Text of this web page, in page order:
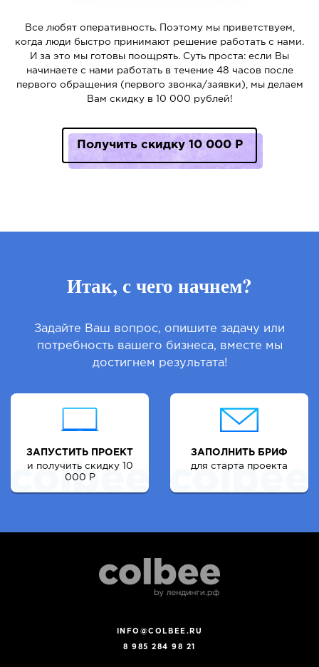
Все любят оперативность. Поэтому мы приветствуем,
когда люди быстро принимают решение работать с нами.
И за это мы готовы поощрять. Суть проста: если Вы
начинаете с нами работать в течение 48 часов после
первого обращения (первого звонка/заявки), мы делаем
Вам скидку в 10 000 рублей!
Получить скидку 10 000 Р
Итак, с чего начнем?
Задайте Ваш вопрос, опишите задачу или
потребность вашего бизнеса, вместе мы
достигнем результата!
ЗАПУСТИТЬ ПРОЕКТ
и получить скидку 10
000 Р
ЗАПОЛНИТЬ БРИФ
для старта проекта
INFO@COLBEE.RU
8 985 284 98 21